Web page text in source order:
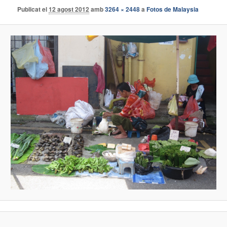
Publicat el12 agost 2012 amb3264 × 2448aFotos de Malaysia